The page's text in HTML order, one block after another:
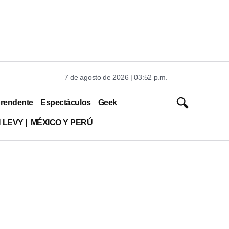
7 de agosto de 2026 | 03:52 p.m.
Espectáculos Geek
LEVY MÉXICO Y PERÚ